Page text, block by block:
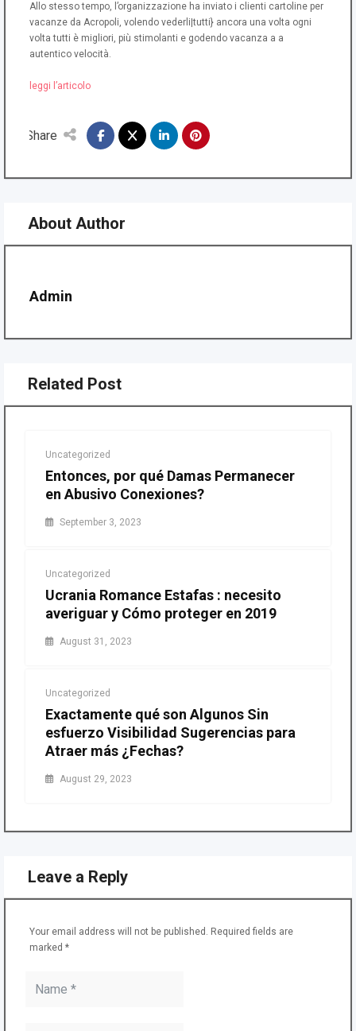
Allo stesso tempo, l’organizzazione ha inviato i clienti cartoline per
vacanze da Acropoli, volendo vederli|tutti} ancora una volta ogni
volta tutti è migliori, più stimolanti e godendo vacanza a a
autentico velocità.
leggi l’articolo
Share
About Author
Admin
Related Post
Uncategorized
Entonces, por qué Damas Permanecer
en Abusivo Conexiones?
September 3, 2023
Uncategorized
Ucrania Romance Estafas : necesito
averiguar y Cómo proteger en 2019
August 31, 2023
Uncategorized
Exactamente qué son Algunos Sin
esfuerzo Visibilidad Sugerencias para
Atraer más ¿Fechas?
August 29, 2023
Leave a Reply
Your email address will not be published. Required fields are
marked *